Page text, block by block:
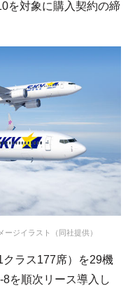
を対象に購入契約の締
ジイラスト（同社提供）
ラス177席）を29機
を順次リース導入し